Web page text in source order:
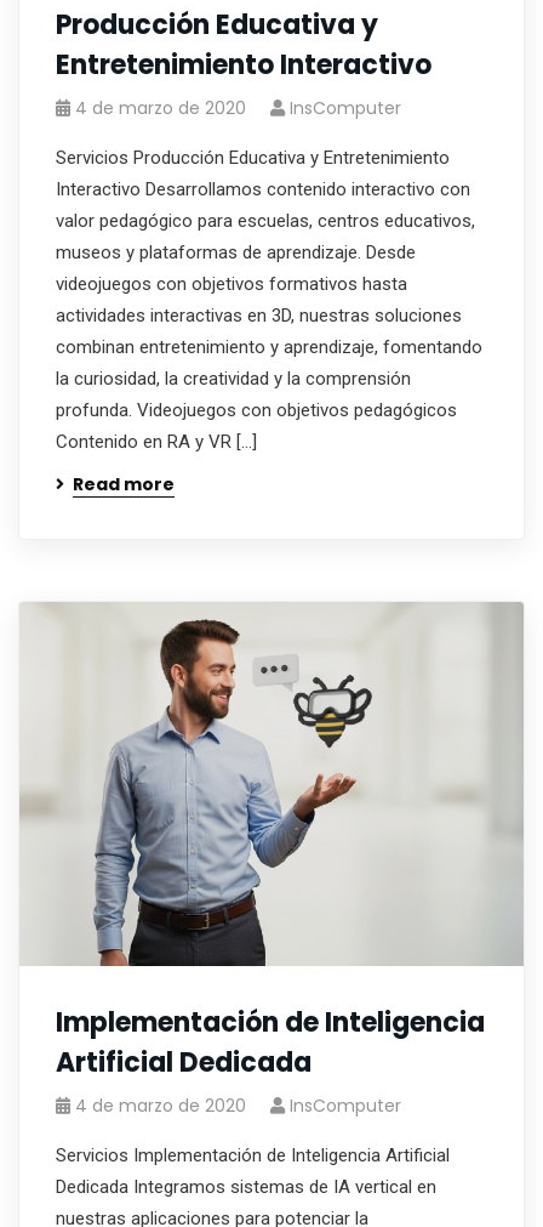
Producción Educativa y
Entretenimiento Interactivo
4 de marzo de 2020 InsComputer
Servicios Producción Educativa y Entretenimiento
Interactivo Desarrollamos contenido interactivo con
valor pedagógico para escuelas, centros educativos,
museos y plataformas de aprendizaje. Desde
videojuegos con objetivos formativos hasta
actividades interactivas en 3D, nuestras soluciones
combinan entretenimiento y aprendizaje, fomentando
la curiosidad, la creatividad y la comprensión
profunda. Videojuegos con objetivos pedagógicos
Contenido en RA y VR […]
Read more
Implementación de Inteligencia
Artificial Dedicada
4 de marzo de 2020 InsComputer
Servicios Implementación de Inteligencia Artificial
Dedicada Integramos sistemas de IA vertical en
nuestras aplicaciones para potenciar la